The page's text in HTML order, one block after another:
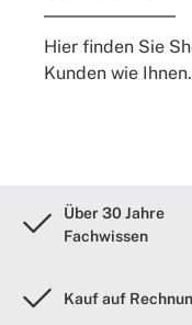
Hier finden Sie
Kunden wie Ihnen.
Über 30 Jahre
Fachwissen
Kauf auf